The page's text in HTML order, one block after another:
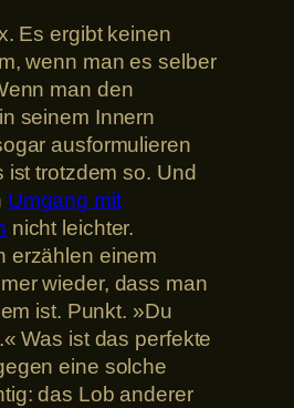
Es ergibt keinen
wenn man es selber
man den
seinem Innern
ausformulieren
ist trotzdem so. Und
Umgang mit
nicht leichter.
erzählen einem
wieder, dass man
ist. Punkt. »Du
Was ist das perfekte
eine solche
das Lob anderer